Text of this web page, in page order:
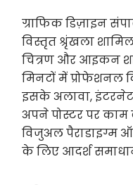
ग्राफिक डिज़ाइन
विस्तृत श्रृंखला
चित्रण और आइकन
मिनटों में प्रोफेशनल
इसके अलावा,
अपने पोस्टर पर
विजुअल पैराडाइग्म
के लिए आदर्श